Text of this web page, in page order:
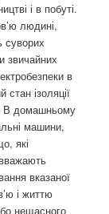
і в побуті.
людині,
суворих
звичайних
в
ізоляції
В домашньому
машини,
які
вказаної
і життю
нещасного